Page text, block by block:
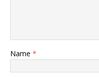
Name *